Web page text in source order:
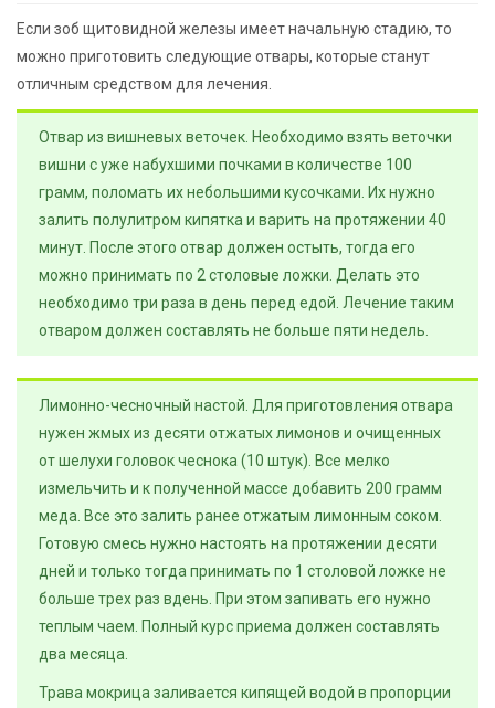
Если зоб щитовидной железы имеет начальную стадию, то
можно приготовить следующие отвары, которые станут
отличным средством для лечения.
Отвар из вишневых веточек. Необходимо взять веточки
вишни с уже набухшими почками в количестве 100
грамм, поломать их небольшими кусочками. Их нужно
залить полулитром кипятка и варить на протяжении 40
минут. После этого отвар должен остыть, тогда его
можно принимать по 2 столовые ложки. Делать это
необходимо три раза в день перед едой. Лечение таким
отваром должен составлять не больше пяти недель.
Лимонно-чесночный настой. Для приготовления отвара
нужен жмых из десяти отжатых лимонов и очищенных
от шелухи головок чеснока (10 штук). Все мелко
измельчить и к полученной массе добавить 200 грамм
меда. Все это залить ранее отжатым лимонным соком.
Готовую смесь нужно настоять на протяжении десяти
дней и только тогда принимать по 1 столовой ложке не
больше трех раз вдень. При этом запивать его нужно
теплым чаем. Полный курс приема должен составлять
два месяца.
Трава мокрица заливается кипящей водой в пропорции